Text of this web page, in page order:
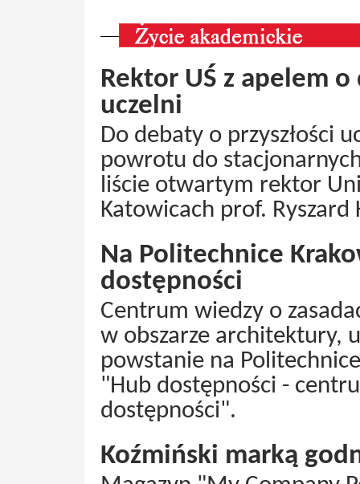
Rektor UŚ z apelem
uczelni
Do debaty o przyszłości
powrotu do
liście otwartym rektor
Katowicach prof. Ryszard
Na Politechnice
dostępności
Centrum wiedzy o
w obszarze architektury,
powstanie na
"Hub dostępności -
dostępności".
Koźmiński marką